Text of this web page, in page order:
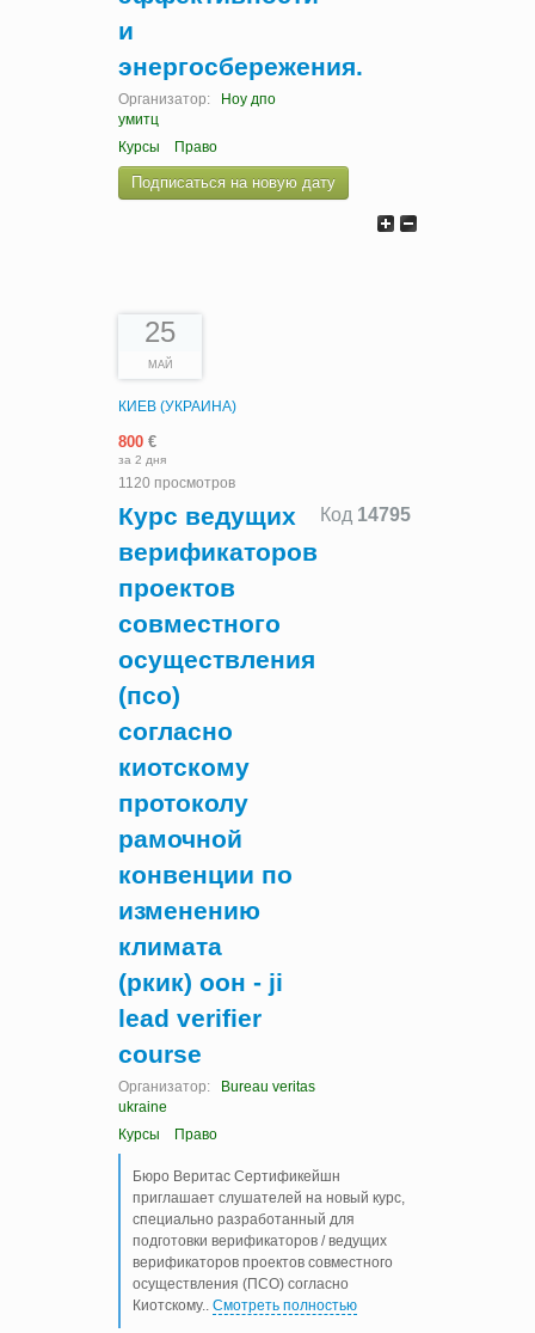
и
энергосбережения.
Организатор:
Ноу дпо
умитц
Курсы
Право
Подписаться на новую дату
25
МАЙ
КИЕВ (УКРАИНА)
800 €
за 2 дня
1120 просмотров
Код 14795
Курс ведущих
верификаторов
проектов
совместного
осуществления
(псо)
согласно
киотскому
протоколу
рамочной
конвенции по
изменению
климата
(ркик) оон - ji
lead verifier
course
Организатор:
Bureau veritas
ukraine
Курсы
Право
Бюро Веритас Сертификейшн
приглашает слушателей на новый курс,
специально разработанный для
подготовки верификаторов / ведущих
верификаторов проектов совместного
осуществления (ПСО) согласно
Киотскому.. Смотреть полностью